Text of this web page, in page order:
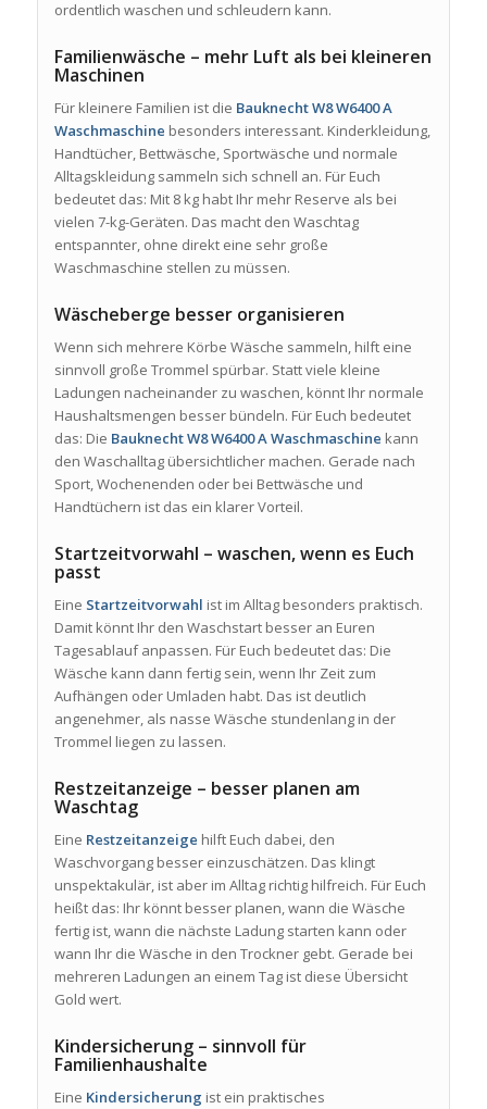
ordentlich waschen und schleudern kann.
Familienwäsche – mehr Luft als bei kleineren
Maschinen
Für kleinere Familien ist die Bauknecht W8 W6400 A
Waschmaschine besonders interessant. Kinderkleidung,
Handtücher, Bettwäsche, Sportwäsche und normale
Alltagskleidung sammeln sich schnell an. Für Euch
bedeutet das: Mit 8 kg habt Ihr mehr Reserve als bei
vielen 7-kg-Geräten. Das macht den Waschtag
entspannter, ohne direkt eine sehr große
Waschmaschine stellen zu müssen.
Wäscheberge besser organisieren
Wenn sich mehrere Körbe Wäsche sammeln, hilft eine
sinnvoll große Trommel spürbar. Statt viele kleine
Ladungen nacheinander zu waschen, könnt Ihr normale
Haushaltsmengen besser bündeln. Für Euch bedeutet
das: Die Bauknecht W8 W6400 A Waschmaschine kann
den Waschalltag übersichtlicher machen. Gerade nach
Sport, Wochenenden oder bei Bettwäsche und
Handtüchern ist das ein klarer Vorteil.
Startzeitvorwahl – waschen, wenn es Euch
passt
Eine Startzeitvorwahl ist im Alltag besonders praktisch.
Damit könnt Ihr den Waschstart besser an Euren
Tagesablauf anpassen. Für Euch bedeutet das: Die
Wäsche kann dann fertig sein, wenn Ihr Zeit zum
Aufhängen oder Umladen habt. Das ist deutlich
angenehmer, als nasse Wäsche stundenlang in der
Trommel liegen zu lassen.
Restzeitanzeige – besser planen am
Waschtag
Eine Restzeitanzeige hilft Euch dabei, den
Waschvorgang besser einzuschätzen. Das klingt
unspektakulär, ist aber im Alltag richtig hilfreich. Für Euch
heißt das: Ihr könnt besser planen, wann die Wäsche
fertig ist, wann die nächste Ladung starten kann oder
wann Ihr die Wäsche in den Trockner gebt. Gerade bei
mehreren Ladungen an einem Tag ist diese Übersicht
Gold wert.
Kindersicherung – sinnvoll für
Familienhaushalte
Eine Kindersicherung ist ein praktisches